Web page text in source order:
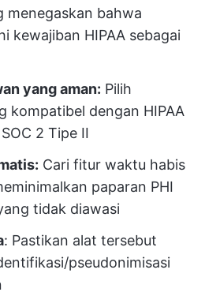
menegaskan bahwa
kewajiban HIPAA sebagai
yang aman: Pilih
kompatibel dengan HIPAA
2 Tipe II
Cari fitur waktu habis
paparan PHI
tidak diawasi
: Pastikan alat tersebut
pseudonimisasi